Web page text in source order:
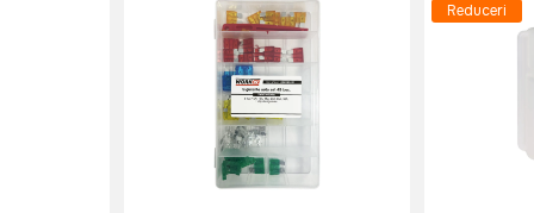
Reduceri